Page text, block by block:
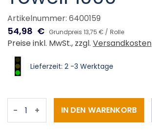
Artikelnummer: 6400159
54,98 € Grundpreis 13,75 € / Rolle
Preise inkl. MwSt., zzgl. Versandkosten
Lieferzeit: 2 -3 Werktage
- +